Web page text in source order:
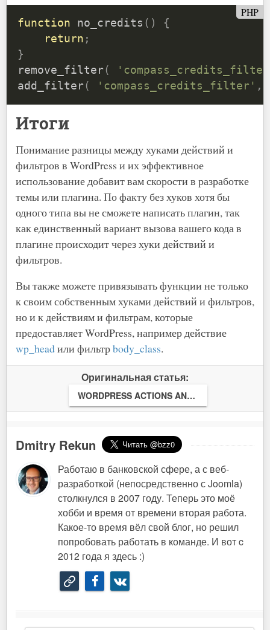
PHP
function no_credits ( )
{
return ;
}
remove_filter(
add_filter( 'compass_credits_filter' ,
Итоги
Понимание разницы между хуками действий и
фильтров в WordPress и их эффективное
использование добавит вам скорости в разработке
темы или плагина. По факту без хуков хотя бы
одного типа вы не сможете написать плагин, так
как единственный вариант вызова вашего кода в
плагине происходит через хуки действий и
фильтров.
Вы также можете привязывать функции не только
к своим собственным хуками действий и фильтров,
но и к действиям и фильтрам, которые
предоставляет WordPress, например действие
wp_headили фильтрbody_class.
Оригинальная статья:
WORDPRESS ACTIONS AND FILTERS: WHAT'S THE DIFFERENCE?
Dmitry Rekun
Работаю в банковской сфере, а с веб-
разработкой (непосредственно с Joomla)
столкнулся в 2007 году. Теперь это моё
хобби и время от времени вторая работа.
Какое-то время вёл свой блог, но решил
попробовать работать в команде. И вот c
2012 года я здесь :)